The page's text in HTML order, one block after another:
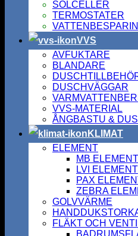
SOLCELLER
TERMOSTATER
VVS
AVFUKTARE
BLANDARE
DUSCHVÄGGAR
VVS-MATERIAL
ÅNGBASTU &
KLIMAT
ELEMENT
MB ELEMENT
LVI ELEMENT
PAX
ZEBRA
GOLVVÄRME
FLÄKT OCH